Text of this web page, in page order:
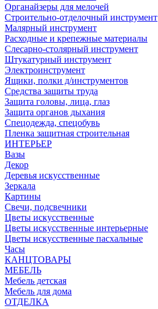
Органайзеры для мелочей
Строительно-отделочный инструмент
Малярный инструмент
Расходные и крепежные материалы
Слесарно-столярный инструмент
Штукатурный инструмент
Электроинструмент
Ящики, полки д/инструментов
Средства защиты труда
Защита головы, лица, глаз
Защита органов дыхания
Спецодежда, спецобувь
Пленка защитная строительная
ИНТЕРЬЕР
Вазы
Декор
Деревья искусственные
Зеркала
Картины
Свечи, подсвечники
Цветы искусственные
Цветы искусственные интерьерные
Цветы искусственные пасхальные
Часы
КАНЦТОВАРЫ
МЕБЕЛЬ
Мебель детская
Мебель для дома
ОТДЕЛКА